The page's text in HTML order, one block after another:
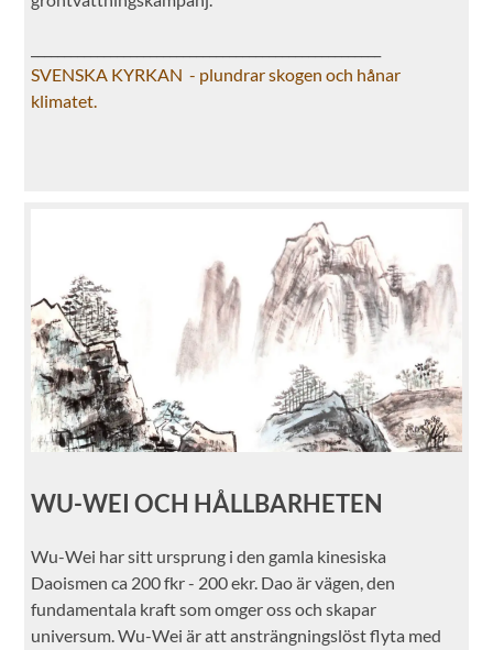
SVENSKA KYRKAN - plundrar skogen och hånar
klimatet.
WU-WEI OCH HÅLLBARHETEN
Wu-Wei har sitt ursprung i den gamla kinesiska
Daoismen ca 200 fkr - 200 ekr. Dao är vägen, den
fundamentala kraft som omger oss och skapar
universum. Wu-Wei är att ansträngningslöst flyta med